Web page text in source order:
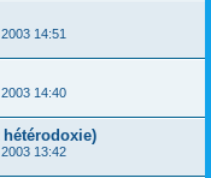
14:51
14:40
13:42